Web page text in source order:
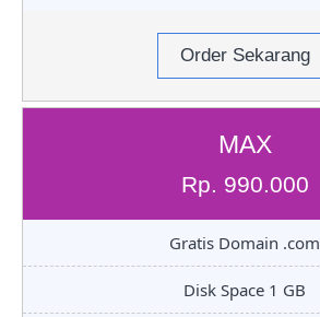
Order Sekarang
MAX
Rp. 990.000
Gratis Domain .com
Disk Space 1 GB